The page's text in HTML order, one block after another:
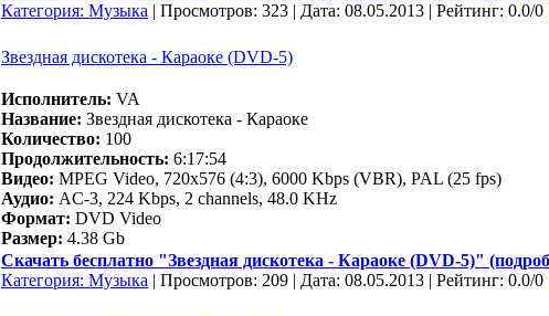
Категория: Музыка | Просмотров: 323 | Дата: 08.05.2013 | Рейтинг: 0.0/0 |
Звездная дискотека - Караоке (DVD-5)
Исполнитель: VA
Название: Звездная дискотека - Караоке
Количество: 100
Продолжительность: 6:17:54
Видео: MPEG Video, 720x576 (4:3), 6000 Kbps (VBR), PAL (25 fps)
Аудио: AC-3, 224 Kbps, 2 channels, 48.0 KHz
Формат: DVD Video
Размер: 4.38 Gb
Скачать бесплатно "Звездная дискотека - Караоке (DVD-5)"
Категория: Музыка | Просмотров: 209 | Дата: 08.05.2013 | Рейтинг: 0.0/0 |